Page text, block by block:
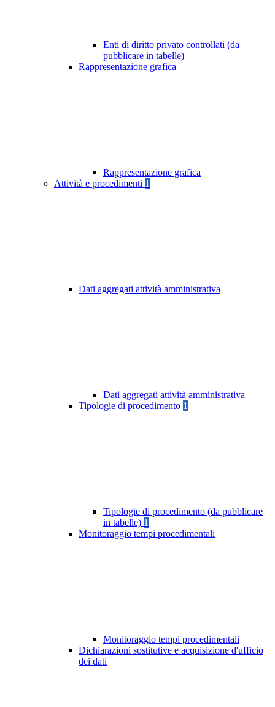
Enti di diritto privato controllati (da
pubblicare in tabelle)
Rappresentazione grafica
Rappresentazione grafica
Attività e procedimenti 1
Dati aggregati attività amministrativa
Dati aggregati attività amministrativa
Tipologie di procedimento 1
Tipologie di procedimento (da pubblicare
in tabelle) 1
Monitoraggio tempi procedimentali
Monitoraggio tempi procedimentali
Dichiarazioni sostitutive e acquisizione d'ufficio
dei dati